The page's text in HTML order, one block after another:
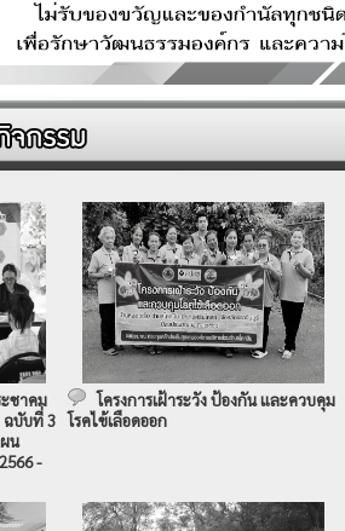
ชาคม
ฉบับที่ 3
น
-
โครงการเฝ้าระวัง ป้องกัน และควบคุม
โรคไข้เลือดออก